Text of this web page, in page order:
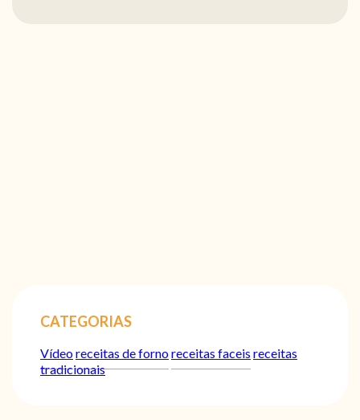
CATEGORIAS
Vídeoreceitas de fornoreceitas faceis receitas
tradicionais